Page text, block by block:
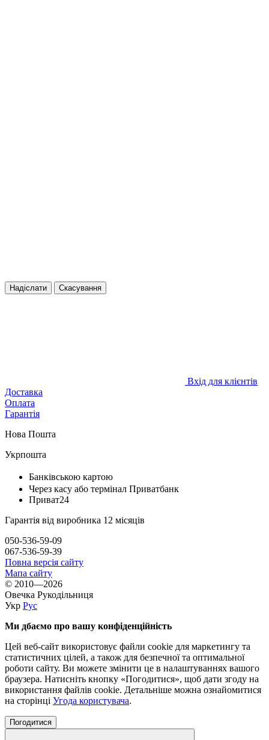
Надіслати Скасування
Вхід для клієнтів
Доставка
Оплата
Гарантія
Нова Пошта
Укрпошта
Банківською картою
Через касу або термінал Приватбанк
Приват24
Гарантія від виробника 12 місяців
050-536-59-09
067-536-59-39
Повна версія сайту
Мапа сайту
© 2010—2026
Овечка Рукодільниця
Укр Рус
Ми дбаємо про вашу конфіденційність
Цей веб-сайт використовує файли cookie для маркетингу та
статистичних цілей, а також для безпечної та оптимальної
роботи сайту. Ви можете змінити це в налаштуваннях вашого
браузера. Натисніть кнопку «Погодитися», щоб дати згоду на
використання файлів cookie. Детальніше можна ознайомитися
на сторінці Угода користувача.
Погодитися